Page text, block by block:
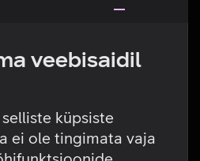
veebisaidil
küpsiste
ei ole tingimata vaja
viga